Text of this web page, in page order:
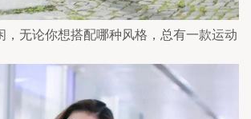
，无论你想搭配哪种风格，总有一款运动